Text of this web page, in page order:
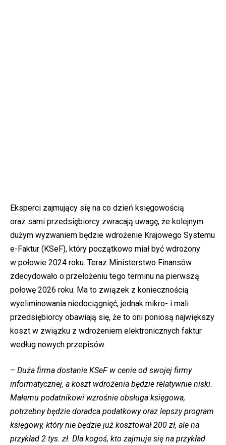
Eksperci zajmujący się na co dzień księgowością
oraz sami przedsiębiorcy zwracają uwagę, że kolejnym
dużym wyzwaniem będzie wdrożenie Krajowego Systemu
e-Faktur (KSeF), który początkowo miał być wdrożony
w połowie 2024 roku. Teraz Ministerstwo Finansów
zdecydowało o przełożeniu tego terminu na pierwszą
połowę 2026 roku. Ma to związek z koniecznością
wyeliminowania niedociągnięć, jednak mikro- i mali
przedsiębiorcy obawiają się, że to oni poniosą największy
koszt w związku z wdrożeniem elektronicznych faktur
według nowych przepisów.
– Duża firma dostanie KSeF w cenie od swojej firmy
informatycznej, a koszt wdrożenia będzie relatywnie niski.
Małemu podatnikowi wzrośnie obsługa księgowa,
potrzebny będzie doradca podatkowy oraz lepszy program
księgowy, który nie będzie już kosztował 200 zł, ale na
przykład 2 tys. zł. Dla kogoś, kto zajmuje się na przykład